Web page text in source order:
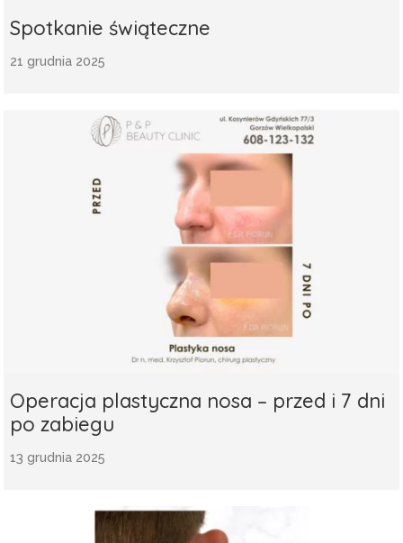
Spotkanie świąteczne
21 grudnia 2025
Operacja plastyczna nosa – przed i 7 dni
po zabiegu
13 grudnia 2025